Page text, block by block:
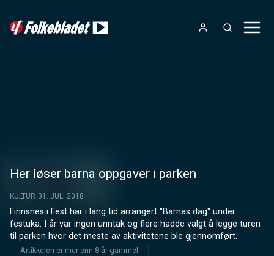
Her løser barna oppgaver i parken
KULTUR 31. JULI 2018
Finnsnes i Fest har i lang tid arrangert "Barnas dag" under
festuka. I år var ingen unntak og flere hadde valgt å legge turen
til parken hvor det meste av aktivitetene ble gjennomført.
Artikkelen er mer enn 8 år gammel